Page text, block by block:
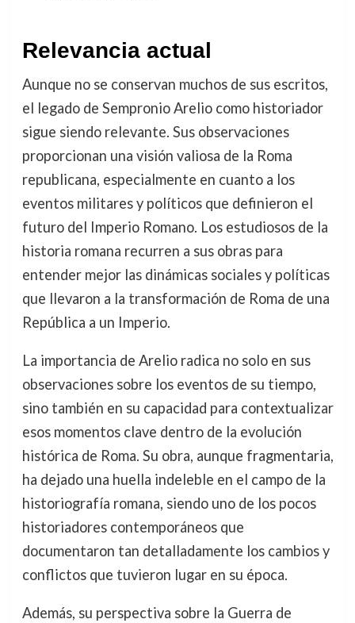
Relevancia actual
Aunque no se conservan muchos de sus escritos,
el legado de Sempronio Arelio como historiador
sigue siendo relevante. Sus observaciones
proporcionan una visión valiosa de la Roma
republicana, especialmente en cuanto a los
eventos militares y políticos que definieron el
futuro del Imperio Romano. Los estudiosos de la
historia romana recurren a sus obras para
entender mejor las dinámicas sociales y políticas
que llevaron a la transformación de Roma de una
República a un Imperio.
La importancia de Arelio radica no solo en sus
observaciones sobre los eventos de su tiempo,
sino también en su capacidad para contextualizar
esos momentos clave dentro de la evolución
histórica de Roma. Su obra, aunque fragmentaria,
ha dejado una huella indeleble en el campo de la
historiografía romana, siendo uno de los pocos
historiadores contemporáneos que
documentaron tan detalladamente los cambios y
conflictos que tuvieron lugar en su época.
Además, su perspectiva sobre la Guerra de